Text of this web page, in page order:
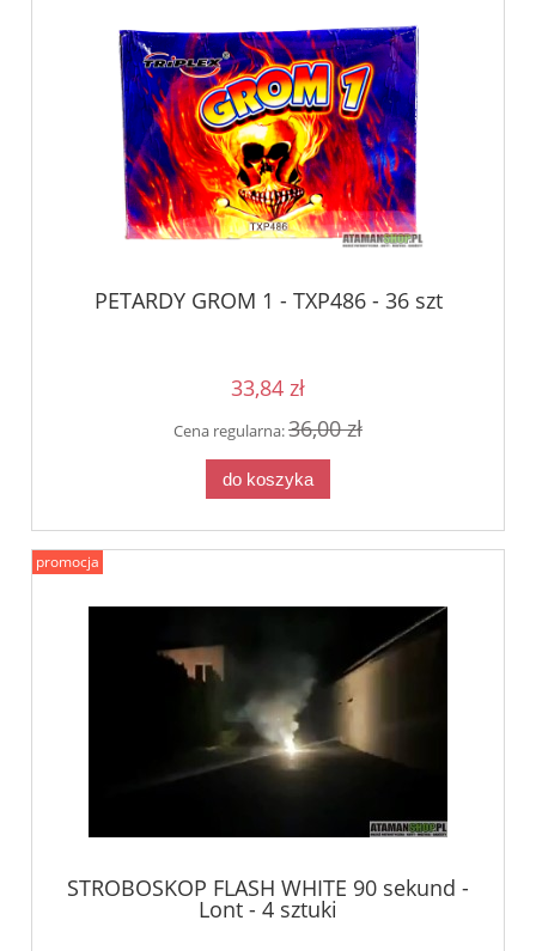
PETARDY GROM 1 - TXP486 - 36 szt
33,84 zł
Cena regularna:36,00 zł
do koszyka
STROBOSKOP FLASH WHITE 90 sekund -
Lont - 4 sztuki
promocja